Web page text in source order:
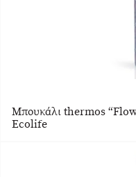
Μπουκάλι thermos
Ecolife